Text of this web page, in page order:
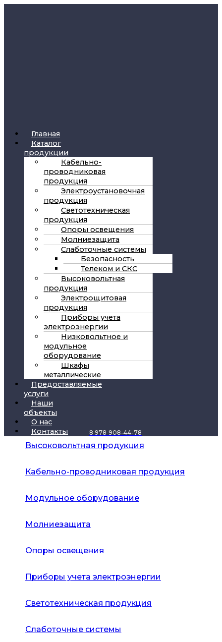
Главная
Каталог
продукции
Кабельно-
проводниковая
продукция
Электроустановочная
продукция
Светотехническая
продукция
Опоры освещения
Молниезащита
Слаботочные системы
Безопасность
Телеком и СКС
Высоковольтная
продукция
Электрощитовая
продукция
Приборы учета
электроэнергии
Низковольтное и
модульное
оборудование
Шкафы
металлические
Предоставляемые
услуги
Наши
объекты
О нас
Контакты
8 978 908-44-78
Высоковольтная продукция
Кабельно-проводниковая продукция
Модульное оборудование
Молниезащита
Опоры освещения
Приборы учета электроэнергии
Светотехническая продукция
Слаботочные системы